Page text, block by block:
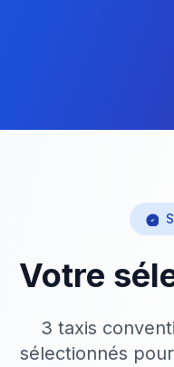
Votre
3 taxis
sélectionnés